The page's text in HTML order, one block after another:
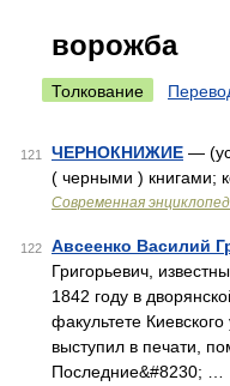
ворожба
Толкование
121 ЧЕРНОКНИЖИЕ —
( черными ) книгами;
Современная
122 Авсеенко Василий
Григорьевич,
1842 году в
факультете
выступил в печати,
Последние&#8230; …